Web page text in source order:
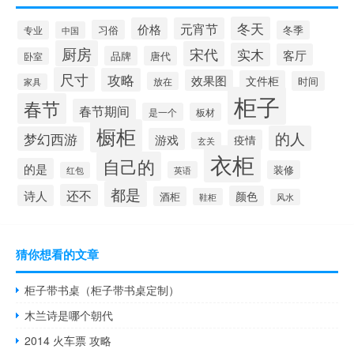
专业 中国 习俗 价格 元宵节 冬天 冬季
卧室 厨房 品牌 唐代 宋代 实木 客厅
家具 尺寸 攻略 放在 效果图 文件柜 时间
春节 春节期间 是一个 板材 柜子
梦幻西游 橱柜 游戏 玄关 疫情 的人
的是 红包 自己的 英语 衣柜 装修
诗人 还不 都是 酒柜 鞋柜 颜色 风水
猜你想看的文章
柜子带书桌（柜子带书桌定制）
木兰诗是哪个朝代
2014 火车票 攻略